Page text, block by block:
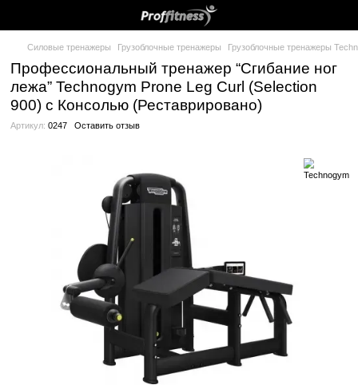
Профессиональный тренажер
лежа” Technogym Prone Leg Curl
900) с Консолью (Реставрировано)